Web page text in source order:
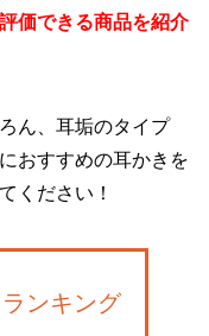
価できる商品を紹介
ん、耳垢のタイプ
おすすめの耳かきを
ください！
ンキング